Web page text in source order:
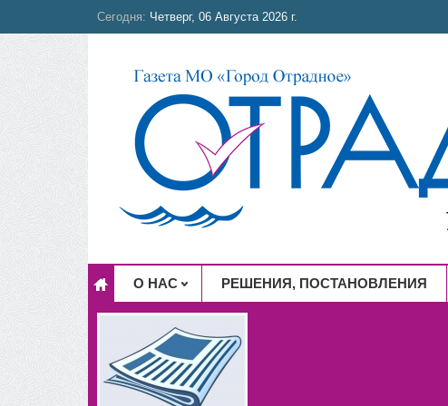
Сегодня: Четверг, 06 Августа 2026 г.
О НАС РЕШЕНИЯ, ПОСТАНОВЛЕНИЯ